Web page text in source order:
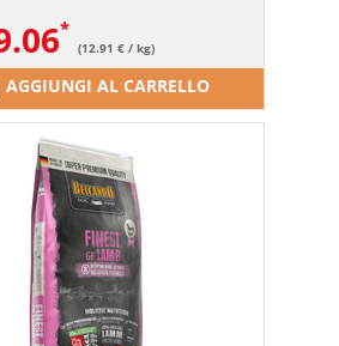
(12.91 € / kg)
AGGIUNGI AL CARRELLO